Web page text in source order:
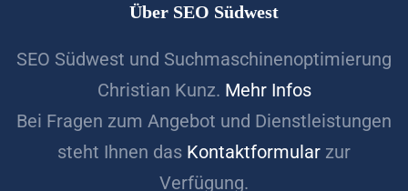
Über SEO Südwest
SEO Südwest und Suchmaschinenoptimierung
Christian Kunz. Mehr Infos
Bei Fragen zum Angebot und Dienstleistungen
steht Ihnen das Kontaktformular zur
Verfügung.